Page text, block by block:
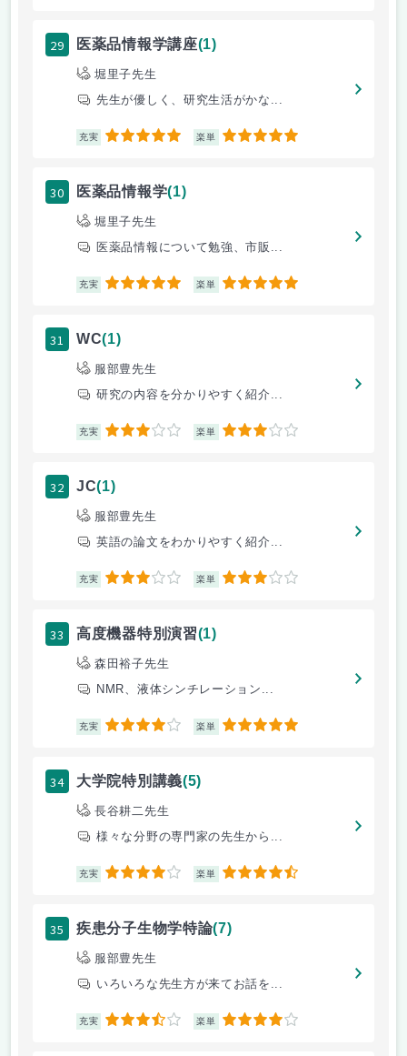
29 医薬品情報学講座(1)
堀里子先生
先生が優しく、研究生活がかな...
充実 5 楽単 5
30 医薬品情報学(1)
堀里子先生
医薬品情報について勉強、市販...
充実 5 楽単 5
31 WC(1)
服部豊先生
研究の内容を分かりやすく紹介...
充実 3 楽単 3
32 JC(1)
服部豊先生
英語の論文をわかりやすく紹介...
充実 3 楽単 3
33 高度機器特別演習(1)
森田裕子先生
NMR、液体シンチレーション...
充実 4 楽単 5
34 大学院特別講義(5)
長谷耕二先生
様々な分野の専門家の先生から...
充実 4 楽単 4.5
35 疾患分子生物学特論(7)
服部豊先生
いろいろな先生方が来てお話を...
充実 3.5 楽単 4